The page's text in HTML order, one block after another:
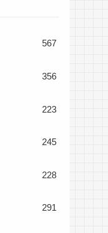
567
356
223
245
228
291